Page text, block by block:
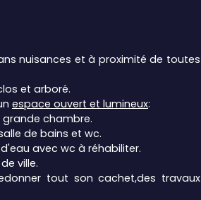
nuisances et à proximité de toutes
et arboré.
espace ouvert et lumineux:
chambre.
de bains et wc.
avec wc à réhabiliter.
ville.
tout son cachet,des travaux